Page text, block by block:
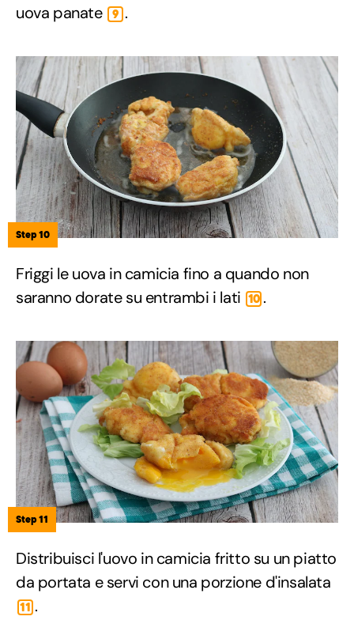
uova panate
9 .
Step 10
Friggi le uova in camicia fino a quando non
saranno dorate su entrambi i lati 10 .
Step 11
Distribuisci l'uovo in camicia fritto su un piatto
da portata e servi con una porzione d'insalata
11 .